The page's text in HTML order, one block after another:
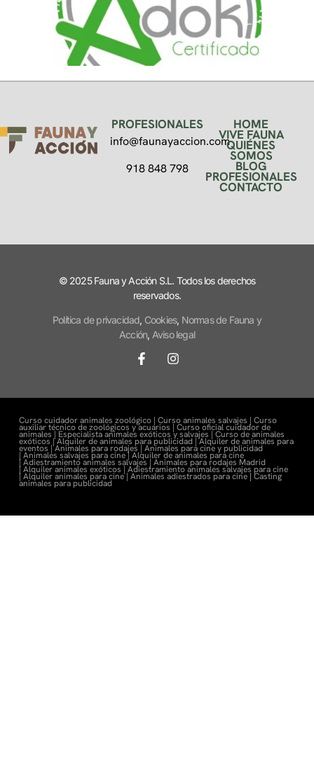
PROFESIONALES
info@faunayaccion.com
918 848 798
HOME
VIVE FAUNA
QUIÉNES
SOMOS
BLOG
PROFESIONALES
CONTACTO
© 2025 Fauna y Acción S.L. Todos los derechos
reservados.
Política de privacidad, Cookies, Normas de Fauna y
Acción, Aviso legal
Curso cuidador animales zoológico | Curso animales salvajes | Curso
auxiliar técnico de zoológicos y acuarios |Curso oficial cuidador de
animales |Especialista animales exóticos y salvajes |Curso de animales
exóticos |Alquiler de animales para publicidad |Alquiler de animales para
eventos |Animales para rodajes |Animales para cine y publicidad
|Animales salvajes para cine |Alquiler de animales para cine
| Adiestramiento animales salvajes |Animales para rodajes Madrid
| Alquiler animales exóticos |Adiestramiento animales salvajes para cine
| Alquiler animales para cine |Animales adiestrados para cine| Casting
animales para publicidad